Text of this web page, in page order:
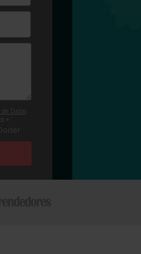
de Datos
+